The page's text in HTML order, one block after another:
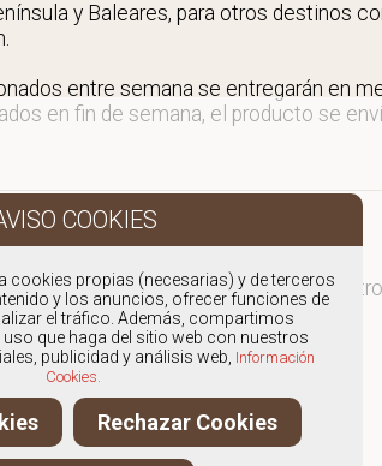
y Baleares, para otros destinos
entre semana se entregarán en
en fin de semana, el producto se
de deportivas, y ofrecemos
a los teléfonos:
cookies propias (necesarias) y de terceros
y los anuncios, ofrecer funciones de
el tráfico. Además, compartimos
que haga del sitio web con nuestros
publicidad y análisis web, Información
Cookies.
Rechazar Cookies